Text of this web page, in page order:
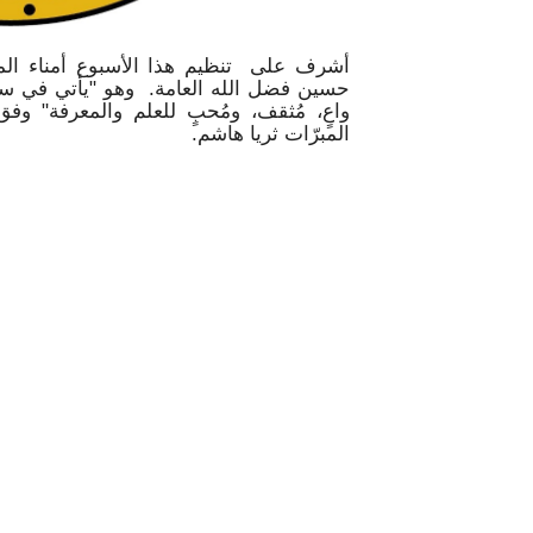
أشرف على تنظيم هذا الأسبوع أمناء
حسين فضل الله العامة. وهو "يأتي في
واعٍ، مُثقف، ومُحبٍ للعلم والمعرفة"
المبرّات ثريا هاشم.